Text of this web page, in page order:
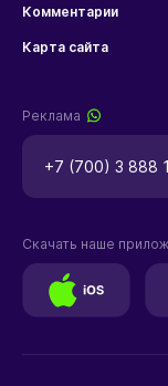
Комментарии
Карта сайта
Реклама
+7 (700) 3 888
Скачать наше